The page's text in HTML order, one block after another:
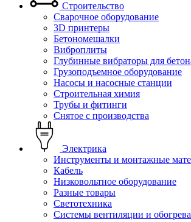
Строительство
Сварочное оборудование
3D принтеры
Бетономешалки
Виброплиты
Глубинные вибраторы для
Грузоподъемное оборудование
Насосы и насосные станции
Строительная химия
Трубы и фитинги
Снятое с производства
Электрика
Инструменты и монтажные
Кабель
Низковольтное оборудование
Разные товары
Светотехника
Системы вентиляции и обогрева